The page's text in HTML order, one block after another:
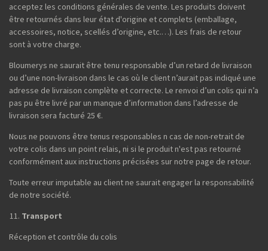
acceptez les conditions générales de vente. Les produits doivent
être retournés dans leur état d'origine et complets (emballage,
accessoires, notice, scellés d’origine, etc.…). Les frais de retour
sont à votre charge.
Bloumerys ne saurait être tenu responsable d’un retard de livraison
ou d’une non-livraison dans le cas où le client n’aurait pas indiqué une
adresse de livraison complète et correcte. Le renvoi d’un colis qui n’a
pas pu être livré par un manque d’information dans l’adresse de
livraison sera facturé 25 €.
Nous ne pouvons être tenus responsables n cas de non-retrait de
votre colis dans un point relais, ni si le produit n'est pas retourné
conformément aux instructions précisées sur notre page de retour.
Toute erreur imputable au client ne saurait engager la responsabilité
de notre société.
Transport
Réception et contrôle du colis